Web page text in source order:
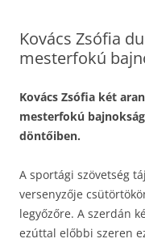
Kovács Zsófia
mesterfokú
Kovács Zsófia két
mesterfokú
döntőiben.
A sportági szövetség
versenyzője
legyőzőre. A szerdán
ezúttal előbbi szeren